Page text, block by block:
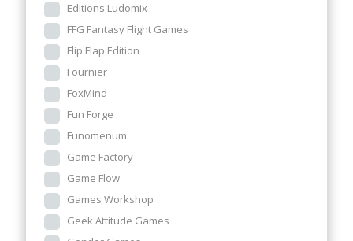
Editions Ludomix
FFG Fantasy Flight Games
Flip Flap Edition
Fournier
FoxMind
Fun Forge
Funomenum
Game Factory
Game Flow
Games Workshop
Geek Attitude Games